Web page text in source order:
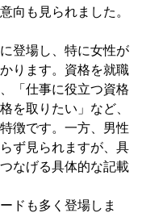
向も見られました。
登場し、特に女性が
ります。資格を就職
「仕事に役立つ資格
を取りたい」など、
徴です。一方、男性
ず見られますが、具
なげる具体的な記載
ドも多く登場しま